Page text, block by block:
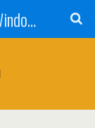
Windows 11 - Windows 10 - Windows 8 - Windows 7 - VISTA